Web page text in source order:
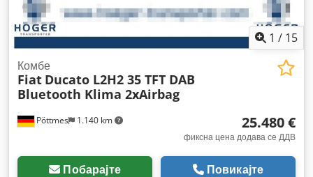
заклучување,
1 / 15
Pöttmes 1.140 km
Комбе
Fiat Ducato L2H2 35 TFT DAB
Bluetooth Klima 2xAirbag
25.480 €
фиксна цена додава се ДДВ
Побарајте Повикајте